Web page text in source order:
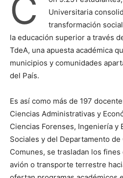
C
Universitaria
transformación
la educación superior a través
TdeA, una apuesta académica
municipios y comunidades
del País.
Es así como más de 197
Ciencias Administrativas y
Ciencias Forenses, Ingeniería y
Sociales y del Departamento de
Comunes, se trasladan los fines
avión o transporte terrestre